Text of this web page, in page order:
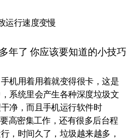
运行速度变慢
机用着用着就变得很卡，这是
系统里会产生各种深度垃圾文
净，而且手机运行软件时
高密集工作，还有很多后台程
，时间久了，垃圾越来越多，